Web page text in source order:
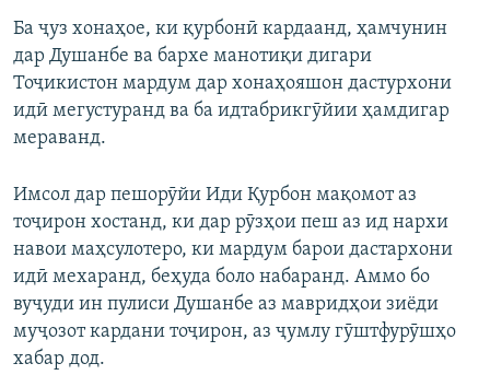
Ба ҷуз хонаҳое, ки қурбонӣ кардаанд, ҳамчунин
дар Душанбе ва бархе манотиқи дигари
Тоҷикистон мардум дар хонаҳояшон дастурхони
идӣ мегустуранд ва ба идтабрикгӯйии ҳамдигар
мераванд.
Имсол дар пешорӯйи Иди Қурбон мақомот аз
тоҷирон хостанд, ки дар рӯзҳои пеш аз ид нархи
навои маҳсулотеро, ки мардум барои дастархони
идӣ мехаранд, беҳуда боло набаранд. Аммо бо
вуҷуди ин пулиси Душанбе аз мавридҳои зиёди
муҷозот кардани тоҷирон, аз ҷумлу гӯштфурӯшҳо
хабар дод.